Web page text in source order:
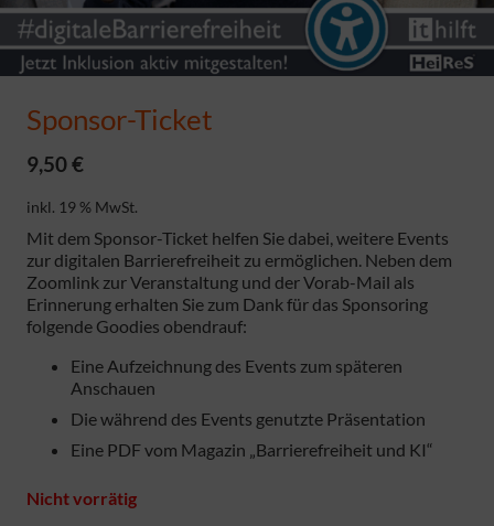
Sponsor-Ticket
9,50€
inkl. 19 % MwSt.
Mit dem Sponsor-Ticket helfen Sie dabei, weitere Events
zur digitalen Barrierefreiheit zu ermöglichen. Neben dem
Zoomlink zur Veranstaltung und der Vorab-Mail als
Erinnerung erhalten Sie zum Dank für das Sponsoring
folgende Goodies obendrauf:
Eine Aufzeichnung des Events zum späteren
Anschauen
Die während des Events genutzte Präsentation
Eine PDF vom Magazin „Barrierefreiheit und KI“
Nicht vorrätig